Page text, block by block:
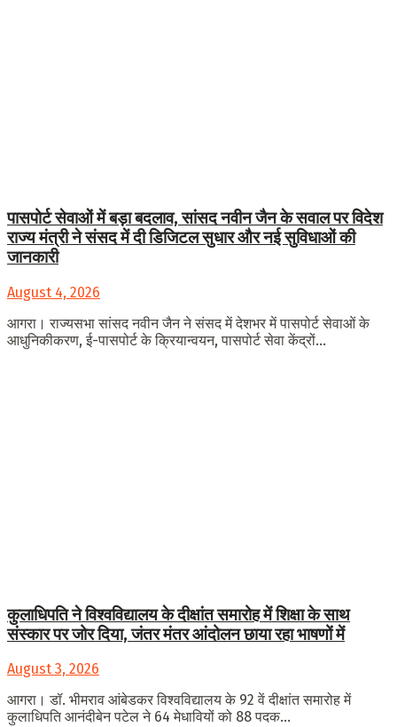
पासपोर्ट सेवाओं में बड़ा बदलाव, सांसद नवीन जैन के सवाल पर विदेश
राज्य मंत्री ने संसद में दी डिजिटल सुधार और नई सुविधाओं की
जानकारी
August 4, 2026
आगरा। राज्यसभा सांसद नवीन जैन ने संसद में देशभर में पासपोर्ट सेवाओं के
आधुनिकीकरण, ई-पासपोर्ट के क्रियान्वयन, पासपोर्ट सेवा केंद्रों...
कुलाधिपति ने विश्वविद्यालय के दीक्षांत समारोह में शिक्षा के साथ
संस्कार पर जोर दिया, जंतर मंतर आंदोलन छाया रहा भाषणों में
August 3, 2026
आगरा। डॉ. भीमराव आंबेडकर विश्वविद्यालय के 92 वें दीक्षांत समारोह में
कुलाधिपति आनंदीबेन पटेल ने 64 मेधावियों को 88 पदक...